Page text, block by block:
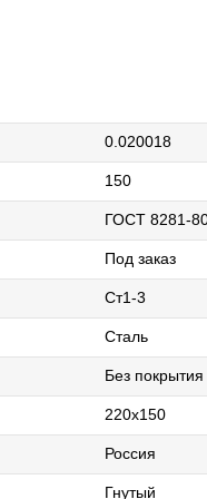
0.020018
150
ГОСТ 8281-
Под заказ
Ст1-3
Сталь
Без покрытия
220х150
Россия
Гнутый